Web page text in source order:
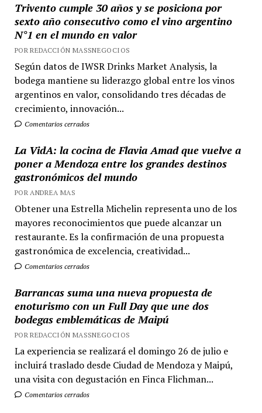
Trivento cumple 30 años y se posiciona por
sexto año consecutivo como el vino argentino
N°1 en el mundo en valor
POR REDACCIÓN MASSNEGOCIOS
Según datos de IWSR Drinks Market Analysis, la
bodega mantiene su liderazgo global entre los vinos
argentinos en valor, consolidando tres décadas de
crecimiento, innovación...
Comentarios cerrados
La VidA: la cocina de Flavia Amad que vuelve a
poner a Mendoza entre los grandes destinos
gastronómicos del mundo
POR ANDREA MAS
Obtener una Estrella Michelin representa uno de los
mayores reconocimientos que puede alcanzar un
restaurante. Es la confirmación de una propuesta
gastronómica de excelencia, creatividad...
Comentarios cerrados
Barrancas suma una nueva propuesta de
enoturismo con un Full Day que une dos
bodegas emblemáticas de Maipú
POR REDACCIÓN MASSNEGOCIOS
La experiencia se realizará el domingo 26 de julio e
incluirá traslado desde Ciudad de Mendoza y Maipú,
una visita con degustación en Finca Flichman...
Comentarios cerrados